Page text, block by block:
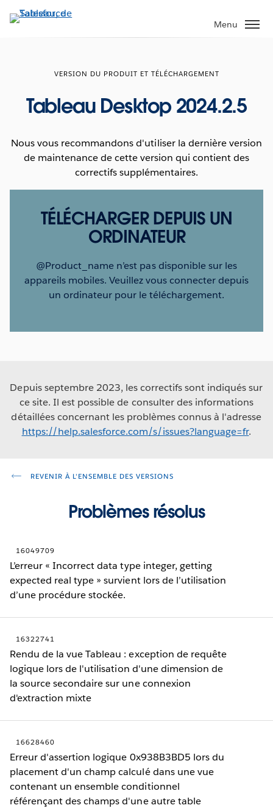
Aller
au
Menu
VERSION DU PRODUIT ET TÉLÉCHARGEMENT
Tableau Desktop 2024.2.5
Nous vous recommandons d'utiliser la dernière version
de maintenance de cette version qui contient des
correctifs supplémentaires.
TÉLÉCHARGER DEPUIS UN
ORDINATEUR
@Product_name n’est pas disponible sur les
appareils mobiles. Veuillez vous connecter depuis
un ordinateur pour le téléchargement.
Depuis septembre 2023, les correctifs sont indiqués sur
ce site. Il est possible de consulter des informations
détaillées concernant les problèmes connus à l'adresse
https://help.salesforce.com/s/issues?language=fr.
REVENIR À L'ENSEMBLE DES VERSIONS
Problèmes résolus
16049709
L’erreur « Incorrect data type integer, getting
expected real type » survient lors de l’utilisation
d’une procédure stockée.
16322741
Rendu de la vue Tableau : exception de requête
logique lors de l'utilisation d'une dimension de
la source secondaire sur une connexion
d'extraction mixte
16628460
Erreur d'assertion logique 0x938B3BD5 lors du
placement d'un champ calculé dans une vue
contenant un ensemble conditionnel
référençant des champs d'une autre table